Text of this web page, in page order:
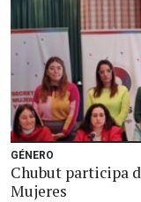
GÉNERO
Chubut participa
Mujeres